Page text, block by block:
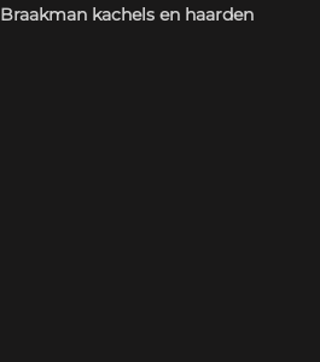
Braakman kachels en haarden